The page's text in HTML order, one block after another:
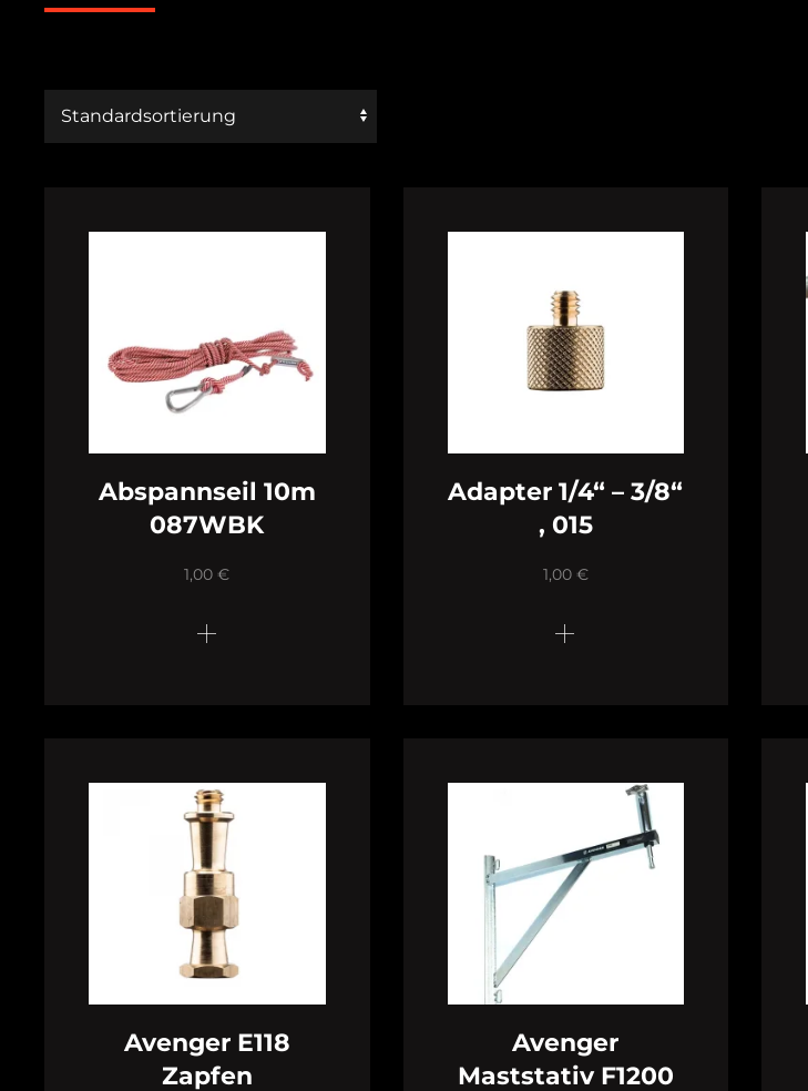
Abspannseil 10m
087WBK
1,00€
Adapter 1/4“ – 3/8“
, 015
1,00 €
Avenger E118
Zapfen
Avenger
Maststativ F1200